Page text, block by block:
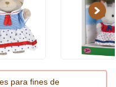
Next
para fines de